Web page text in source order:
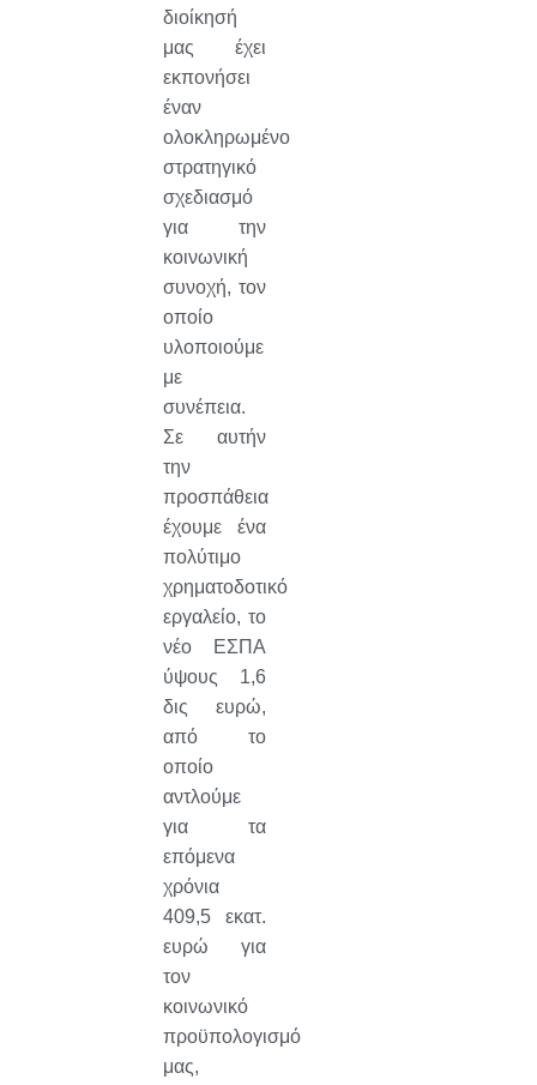
διοίκησή
μας έχει
εκπονήσει
έναν
ολοκληρωμένο
στρατηγικό
σχεδιασμό
για την
κοινωνική
συνοχή, τον
οποίο
υλοποιούμε
με
συνέπεια.
Σε αυτήν
την
προσπάθεια
έχουμε ένα
πολύτιμο
χρηματοδοτικό
εργαλείο, το
νέο ΕΣΠΑ
ύψους 1,6
δις ευρώ,
από το
οποίο
αντλούμε
για τα
επόμενα
χρόνια
409,5 εκατ.
ευρώ για
τον
κοινωνικό
προϋπολογισμό
μας,